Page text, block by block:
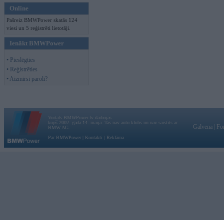
Online
Pašreiz BMWPower skatās 124
viesi un 5 reģistrēti lietotāji.
Ienākt BMWPower
• Pieslēgties
• Reģistrēties
• Aizmirsi paroli?
Vortāls BMWPower.lv darbojas
kopš 2002. gada 14. maija. Tas nav auto klubs un nav saistīts ar
BMW AG.
Par BMWPower
Kontakti Reklāma
Galvena